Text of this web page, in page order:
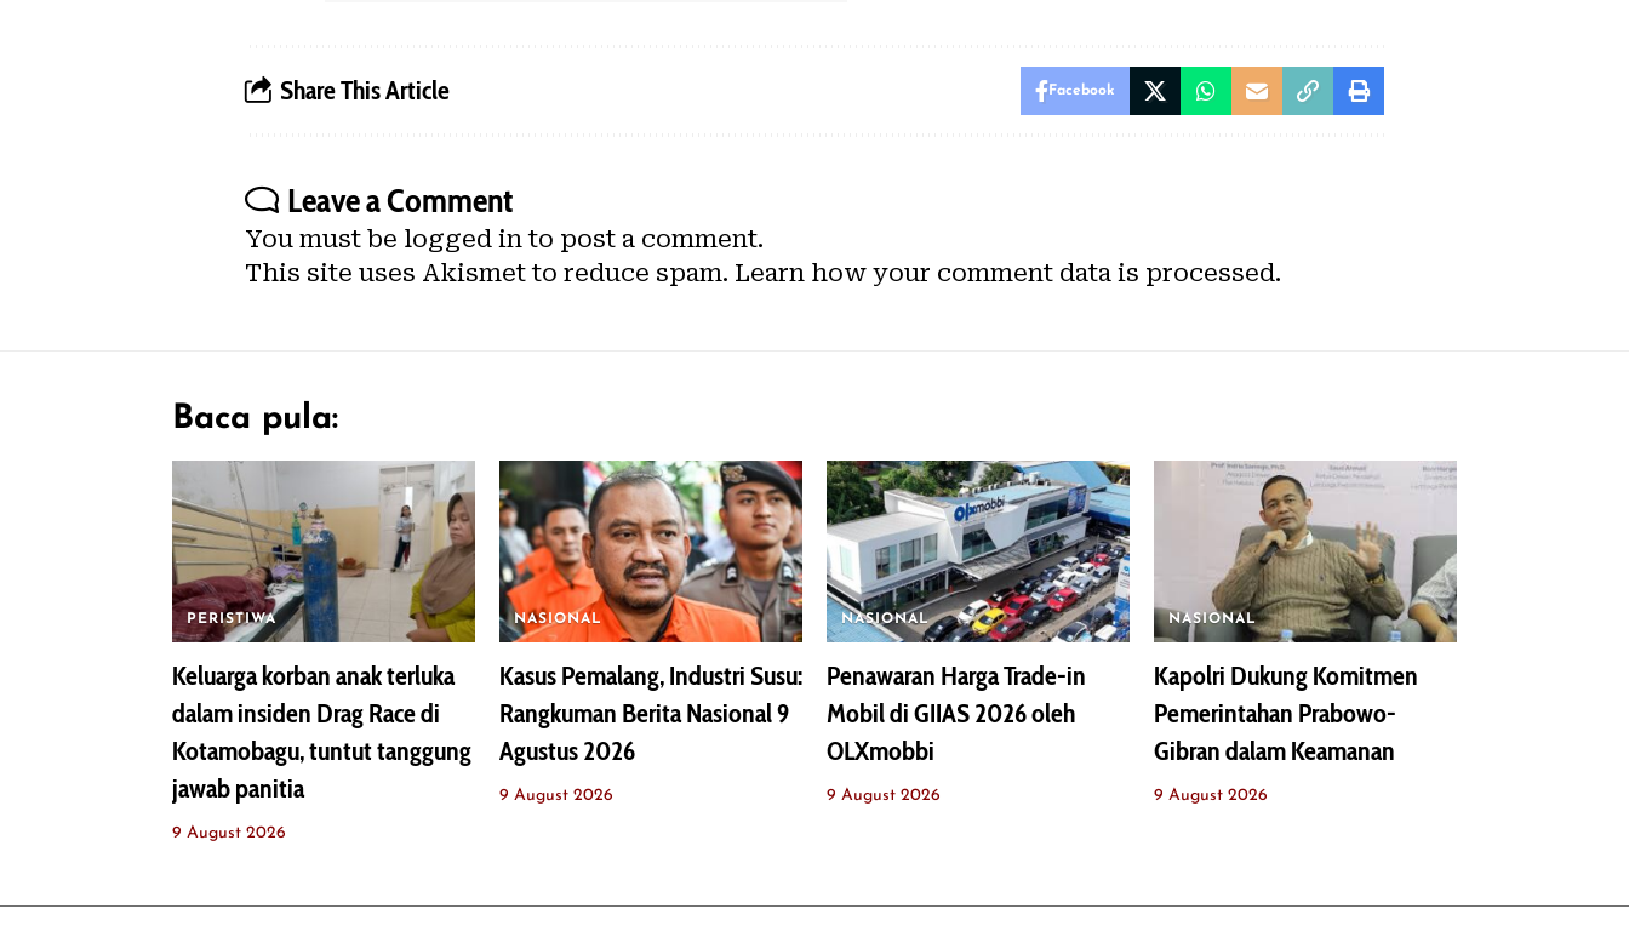
Share This Article Facebook
Leave a Comment
You must be logged into post a comment.
This site uses Akismet to reduce spam. Learn how your comment data is processed.
Baca pula:
PERISTIWA
Keluarga korban anak terluka
dalam insiden Drag Race di
Kotamobagu, tuntut tanggung
jawab panitia
9 August 2026
NASIONAL
Kasus Pemalang, Industri Susu:
Rangkuman Berita Nasional 9
Agustus 2026
9 August 2026
NASIONAL
Penawaran Harga Trade-in
Mobil di GIIAS 2026 oleh
OLXmobbi
9 August 2026
NASIONAL
Kapolri Dukung Komitmen
Pemerintahan Prabowo-
Gibran dalam Keamanan
9 August 2026